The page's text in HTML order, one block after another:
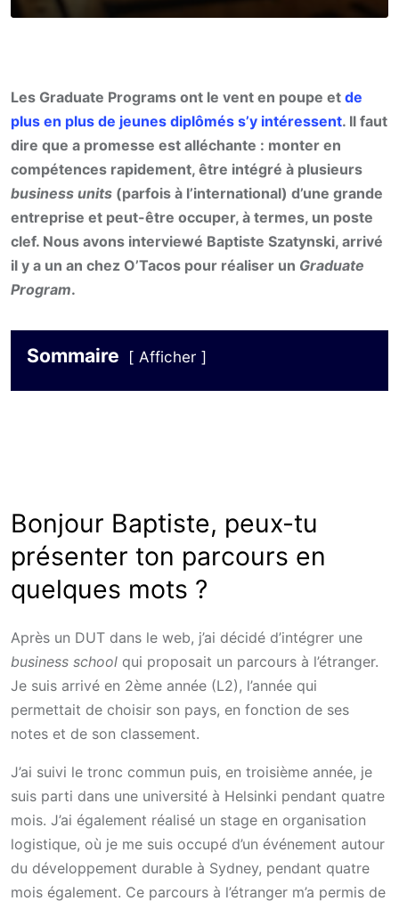
Les Graduate Programs ont le vent en poupe et de
plus en plus de jeunes diplômés s’y intéressent. Il faut
dire que a promesse est alléchante : monter en
compétences rapidement, être intégré à plusieurs
business units (parfois à l’international) d’une grande
entreprise et peut-être occuper, à termes, un poste
clef. Nous avons interviewé Baptiste Szatynski, arrivé
il y a un an chez O’Tacos pour réaliser un Graduate
Program.
Sommaire Afficher
Bonjour Baptiste, peux-tu
présenter ton parcours en
quelques mots ?
Après un DUT dans le web, j’ai décidé d’intégrer une
business school qui proposait un parcours à l’étranger.
Je suis arrivé en 2ème année (L2), l’année qui
permettait de choisir son pays, en fonction de ses
notes et de son classement.
J’ai suivi le tronc commun puis, en troisième année, je
suis parti dans une université à Helsinki pendant quatre
mois. J’ai également réalisé un stage en organisation
logistique, où je me suis occupé d’un événement autour
du développement durable à Sydney, pendant quatre
mois également. Ce parcours à l’étranger m’a permis de